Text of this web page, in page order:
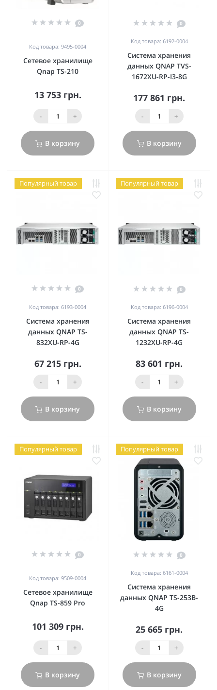
0
Код товара: 9495-0004
Сетевое хранилище
Qnap TS-210
13 753 грн.
- +
В корзину
0
Код товара: 6192-0004
Система хранения
данных QNAP TVS-
1672XU-RP-I3-8G
177 861 грн.
- +
В корзину
Популярный товар
0
Код товара: 6193-0004
Система хранения
данных QNAP TS-
832XU-RP-4G
67 215 грн.
- +
В корзину
Популярный товар
0
Код товара: 6196-0004
Система хранения
данных QNAP TS-
1232XU-RP-4G
83 601 грн.
- +
В корзину
Популярный товар
0
Код товара: 9509-0004
Сетевое хранилище
Qnap TS-859 Pro
101 309 грн.
- +
В корзину
Популярный товар
0
Код товара: 6161-0004
Система хранения
данных QNAP TS-253B-
4G
25 665 грн.
- +
В корзину